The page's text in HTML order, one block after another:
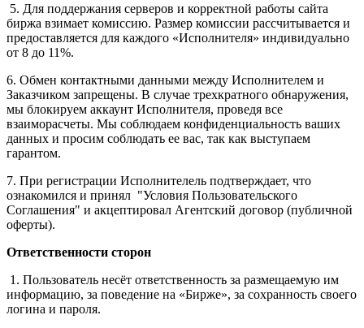
5. Для поддержания серверов и корректной работы сайта
биржа взимает комиссию. Размер комиссии рассчитывается и
предоставляется для каждого «Исполнителя» индивидуально
от 8 до 11%.
6. Обмен контактными данными между Исполнителем и
Заказчиком запрещены. В случае трехкратного обнаружения,
мы блокируем аккаунт Исполнителя, проведя все
взаиморасчеты. Мы соблюдаем конфиденциальность ваших
данных и просим соблюдать ее вас, так как выступаем
гарантом.
7. При регистрации Исполнителель подтверждает, что
ознакомился и принял "Условия Пользовательского
Соглашения" и акцептировал Агентский договор (публичной
оферты).
Ответственности сторон
1. Пользователь несёт ответственность за размещаемую им
информацию, за поведение на «Бирже», за сохранность своего
логина и пароля.